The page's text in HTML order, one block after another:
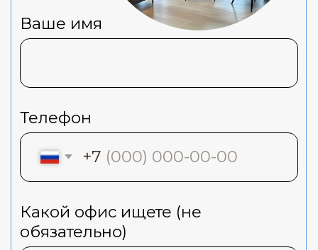
только за аренду кабинета, а все
остальные услуги и инфраструктура
предоставляются оператором в
Таким образом, сервисный офис
экономию средств для компаний,
которым необходим офис для
своих сотрудников.
Новости рынка
недвижимости